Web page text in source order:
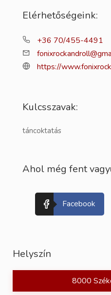
Elérhetőségeink:
+36 70/455-4491
https://
Kulcsszavak:
táncoktatás
Ahol még fent
Facebook
Helyszín
8000